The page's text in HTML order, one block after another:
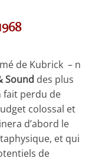
de Kubrick – n
Sound des plus
fait perdu de
colossal et
d’abord le
et qui
de